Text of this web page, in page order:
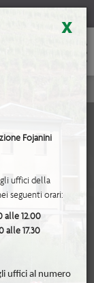
x
Fojanini
gli uffici della
seguenti orari:
alle 12.00
alle 17.30
uffici al numero
-